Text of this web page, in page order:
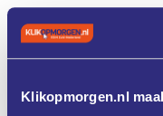
Klikopmorgen.nl